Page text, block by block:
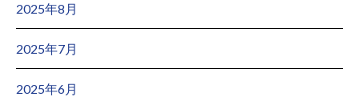
2025年8月
2025年7月
2025年6月